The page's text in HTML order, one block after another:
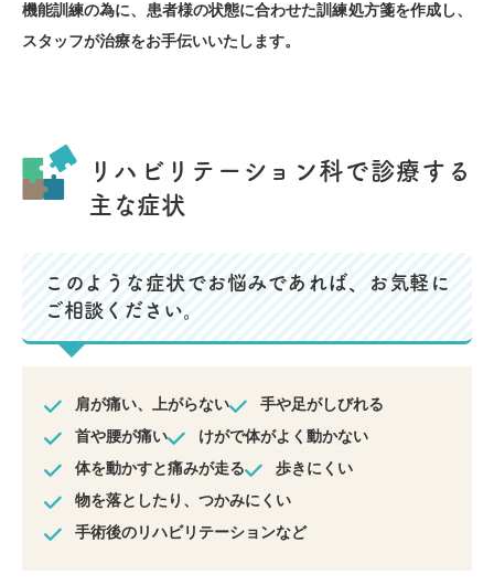
機能訓練の為に、患者様の状態に合わせた訓練処方箋を作成し、
スタッフが治療をお手伝いいたします。
リハビリテーション科で診療する
主な症状
このような症状でお悩みであれば、お気軽に
ご相談ください。
肩が痛い、上がらない
手や足がしびれる
首や腰が痛い
けがで体がよく動かない
体を動かすと痛みが走る
歩きにくい
物を落としたり、つかみにくい
手術後のリハビリテーションなど